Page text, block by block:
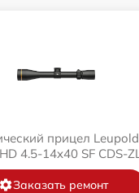
прицел Leupold
4.5-14x40 SF CDS-ZL
Заказать ремонт